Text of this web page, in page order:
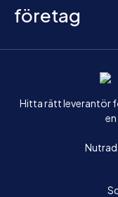
företag
Hem
Hitta rätt leverantör